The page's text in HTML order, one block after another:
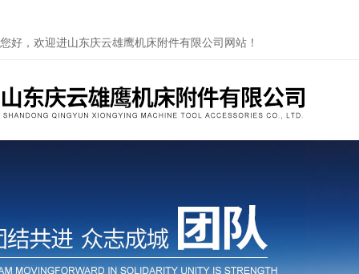
您好，欢迎进山东庆云雄鹰机床附件有限公司网站！